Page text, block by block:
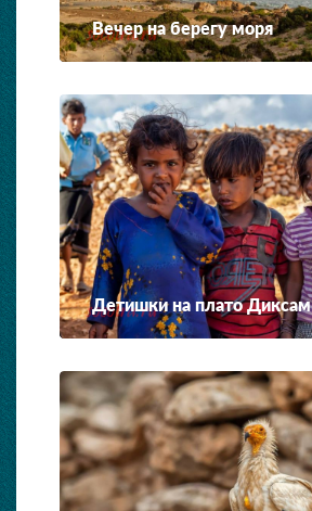
Вечер на берегу моря
Детишки на плато Диксам